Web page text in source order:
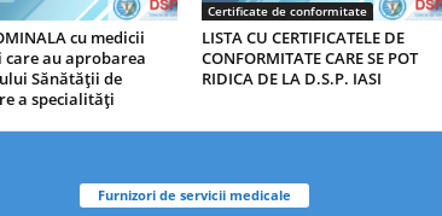
cu medicii
care au aprobarea
Sănătăţii de
a specialităţi
Certificate de conformitate
LISTA CU CERTIFICATELE DE
CONFORMITATE CARE SE POT
RIDICA DE LA D.S.P. IASI
Furnizori de servicii medicale